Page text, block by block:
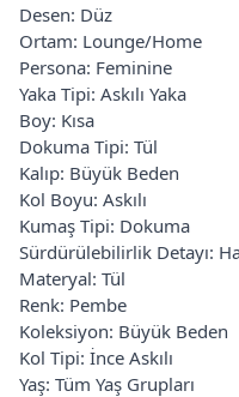
Desen: Düz
Ortam: Lounge/Home
Persona: Feminine
Yaka Tipi: Askılı Yaka
Boy: Kısa
Dokuma Tipi: Tül
Kalıp: Büyük Beden
Kol Boyu: Askılı
Kumaş Tipi: Dokuma
Sürdürülebilirlik Detayı:
Materyal: Tül
Renk: Pembe
Koleksiyon: Büyük Beden
Kol Tipi: İnce Askılı
Yaş: Tüm Yaş Grupları